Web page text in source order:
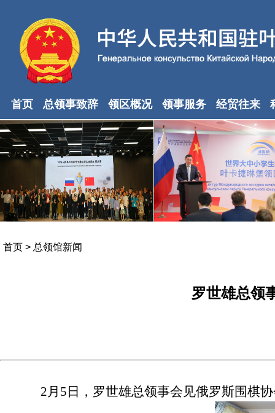
首页 总领事致辞 领区概况 领事服务 经贸往来
首页 > 总领馆新闻
罗世雄总领
2月5日，罗世雄总领事会见俄罗斯围棋